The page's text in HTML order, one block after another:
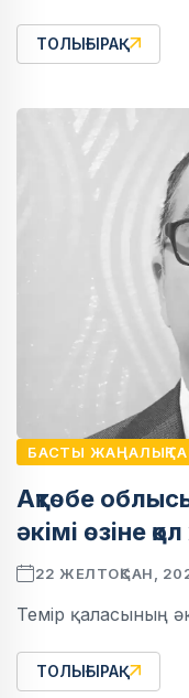
ТОЛЫҒЫРАҚ
БАСТЫ
Ақтөбе
әкімі өзіне
22 ЖЕЛТОҚСАН,
Темір қаласының
ТОЛЫҒЫРАҚ